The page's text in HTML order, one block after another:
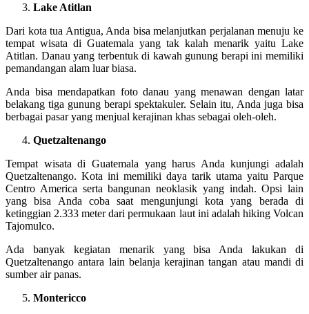
Lake Atitlan
Dari kota tua Antigua, Anda bisa melanjutkan perjalanan menuju ke
tempat wisata di Guatemala yang tak kalah menarik yaitu Lake
Atitlan. Danau yang terbentuk di kawah gunung berapi ini memiliki
pemandangan alam luar biasa.
Anda bisa mendapatkan foto danau yang menawan dengan latar
belakang tiga gunung berapi spektakuler. Selain itu, Anda juga bisa
berbagai pasar yang menjual kerajinan khas sebagai oleh-oleh.
Quetzaltenango
Tempat wisata di Guatemala yang harus Anda kunjungi adalah
Quetzaltenango. Kota ini memiliki daya tarik utama yaitu Parque
Centro America serta bangunan neoklasik yang indah. Opsi lain
yang bisa Anda coba saat mengunjungi kota yang berada di
ketinggian 2.333 meter dari permukaan laut ini adalah hiking Volcan
Tajomulco.
Ada banyak kegiatan menarik yang bisa Anda lakukan di
Quetzaltenango antara lain belanja kerajinan tangan atau mandi di
sumber air panas.
Montericco